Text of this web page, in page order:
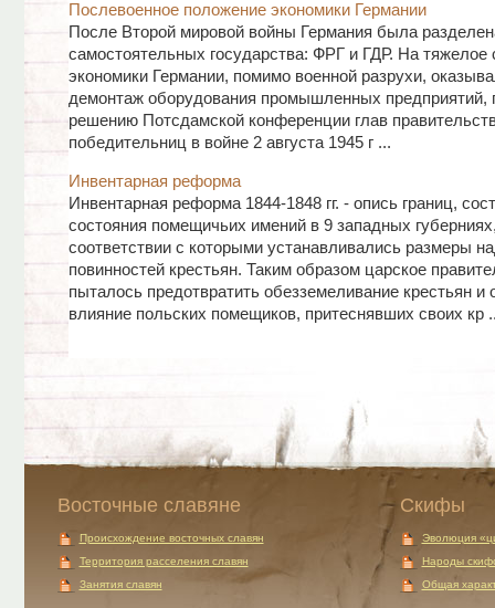
Послевоенное положение экономики Германии
После Второй мировой войны Германия была
самостоятельных государства: ФРГ и ГДР. На тяжелое
экономики Германии, помимо военной разрухи,
демонтаж оборудования промышленных предприятий,
решению Потсдамской конференции глав
победительниц в войне 2 августа 1945 г ...
Инвентарная реформа
Инвентарная реформа 1844-1848 гг. - опись границ,
состояния помещичьих имений в 9 западных
соответствии с которыми устанавливались размеры
повинностей крестьян. Таким образом царское
пыталось предотвратить обезземеливание крестьян и
влияние польских помещиков, притеснявших своих кр
Восточные славяне
Происхождение восточных славян
Территория расселения славян
Занятия славян
Скифы
Эволюция
Народы
Общая